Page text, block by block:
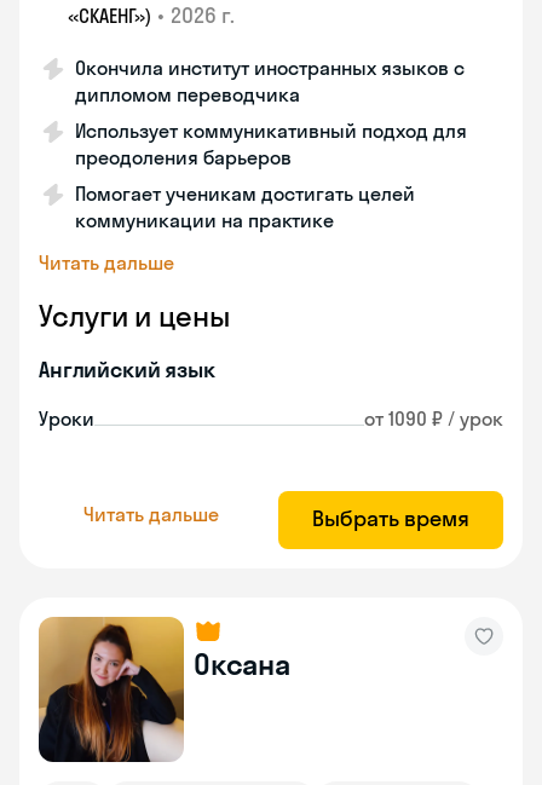
«СКАЕНГ») • 2026 г.
Окончила институт иностранных языков с
дипломом переводчика
Использует коммуникативный подход для
преодоления барьеров
Помогает ученикам достигать целей
коммуникации на практике
Читать дальше
Услуги и цены
Английский язык
Уроки от 1090 ₽ / урок
Читать дальше Выбрать время
Оксана